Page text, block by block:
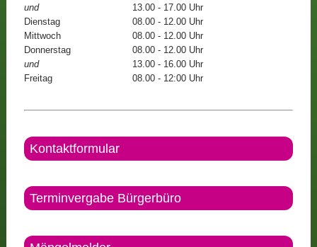
und
13.00 - 17.00 Uhr
Dienstag
08.00 - 12.00 Uhr
Mittwoch
08.00 - 12.00 Uhr
Donnerstag
08.00 - 12.00 Uhr
und
13.00 - 16.00 Uhr
Freitag
08.00 - 12:00 Uhr
Kontaktformular
Terminvergabe Bürgerbüro